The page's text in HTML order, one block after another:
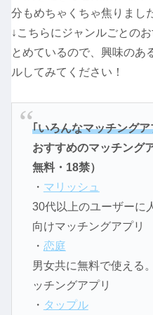
分もめちゃくちゃ焦りまし
↓こちらにジャンルごとの
とめているので、興味のあ
ルしてみてください！
｢いろんなマッチング
おすすめのマッチング
無料・18禁）
・ マリッシュ
30代以上のユーザーに
向けマッチングアプリ
・ 恋庭
男女共に無料で使える
ッチングアプリ
・ タップル